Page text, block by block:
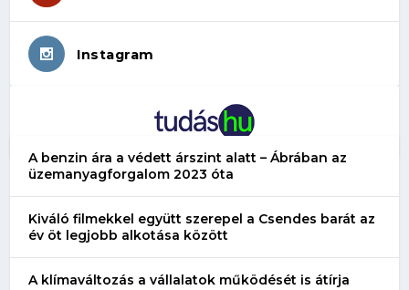
Instagram
A benzin ára a védett árszint alatt – Ábrában az
üzemanyagforgalom 2023 óta
Kiváló filmekkel együtt szerepel a Csendes barát az
év öt legjobb alkotása között
A klímaváltozás a vállalatok működését is átírja